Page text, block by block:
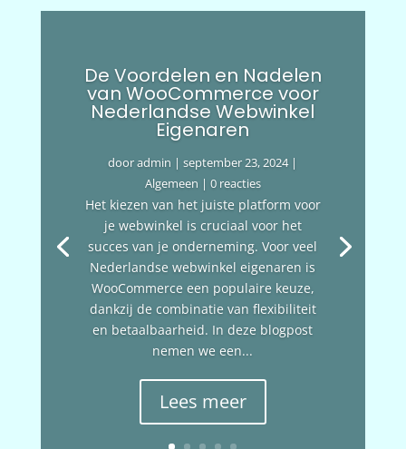
De Voordelen en Nadelen
van WooCommerce voor
Nederlandse Webwinkel
Eigenaren
dooradmin |september 23, 2024|
Algemeen | 0 reacties
Het kiezen van het juiste platform voor
je webwinkel is cruciaal voor het
succes van je onderneming. Voor veel
Nederlandse webwinkel eigenaren is
WooCommerce een populaire keuze,
dankzij de combinatie van flexibiliteit
en betaalbaarheid. In deze blogpost
nemen we een...
Lees meer